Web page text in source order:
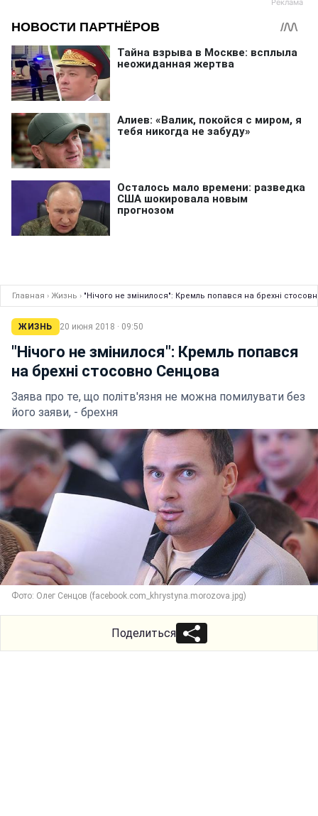
Главная › Жизнь › "Нічого не змінилося": Кремль попався на брехні
ЖИЗНЬ 20 июня 2018 · 09:50
"Нічого не змінилося": Кремль попався
на брехні стосовно Сенцова
Заява про те, що політв'язня не можна помилувати без
його заяви, - брехня
Фото: Олег Сенцов (facebook.com_khrystyna.morozova.jpg)
Поделиться